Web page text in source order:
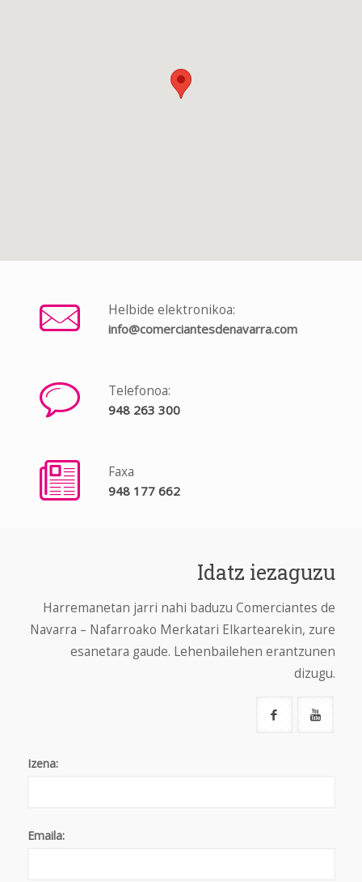
Helbide elektronikoa:
info@comerciantesdenavarra.com
Telefonoa:
948 263 300
Faxa
948 177 662
Idatz iezaguzu
Harremanetan jarri nahi baduzu Comerciantes de
Navarra – Nafarroako Merkatari Elkartearekin, zure
esanetara gaude. Lehenbailehen erantzunen
dizugu.
Izena:
Emaila: